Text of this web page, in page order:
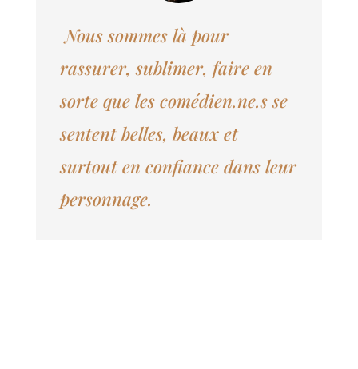
Nous sommes là pour
rassurer, sublimer, faire en
sorte que les comédien.ne.s se
sentent belles, beaux et
surtout en confiance dans leur
personnage.